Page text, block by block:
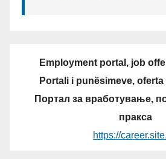
Employment portal, job
Portali i punësimeve,
Портал за вработување,
пракса
https://